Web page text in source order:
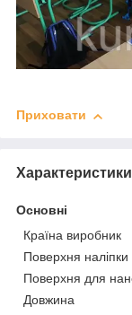
Приховати
Характеристики
Основні
Країна виробник
Поверхня наліпки
Поверхня для
Довжина